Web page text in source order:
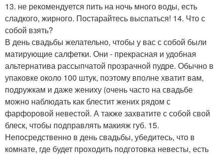
13. не рекомендуется пить на ночь много воды, есть
сладкого, жирного. Постарайтесь выспаться! 14. Что с
собой взять?
В день свадьбы желательно, чтобы у вас с собой были
матирующие салфетки. Они - прекрасная и удобная
альтернатива рассыпчатой прозрачной пудре. Обычно в
упаковке около 100 штук, поэтому вполне хватит вам,
подружкам и даже жениху (очень часто на свадьбе
можно наблюдать как блестит жених рядом с
фарфоровой невестой. А также захватите с собой свой
блеск, чтобы подправлять макияж губ. 15.
Непосредственно в день свадьбы, убедитесь, что в
комнате, где будет проходить подготовка невесты, есть